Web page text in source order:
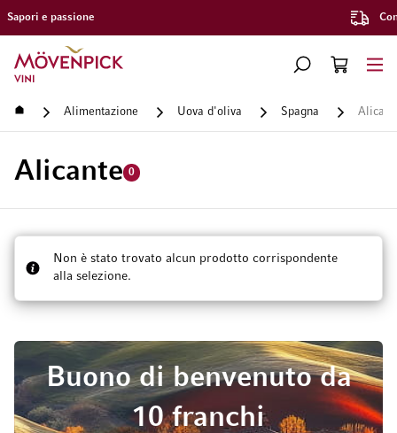
Vai alla Home Page
CERCA
CART
Home Alimentazione Uova d'oliva Spagna
Alicante 0
Non è stato trovato alcun prodotto corrispondente
alla selezione.
Buono di benvenuto da
10 franchi